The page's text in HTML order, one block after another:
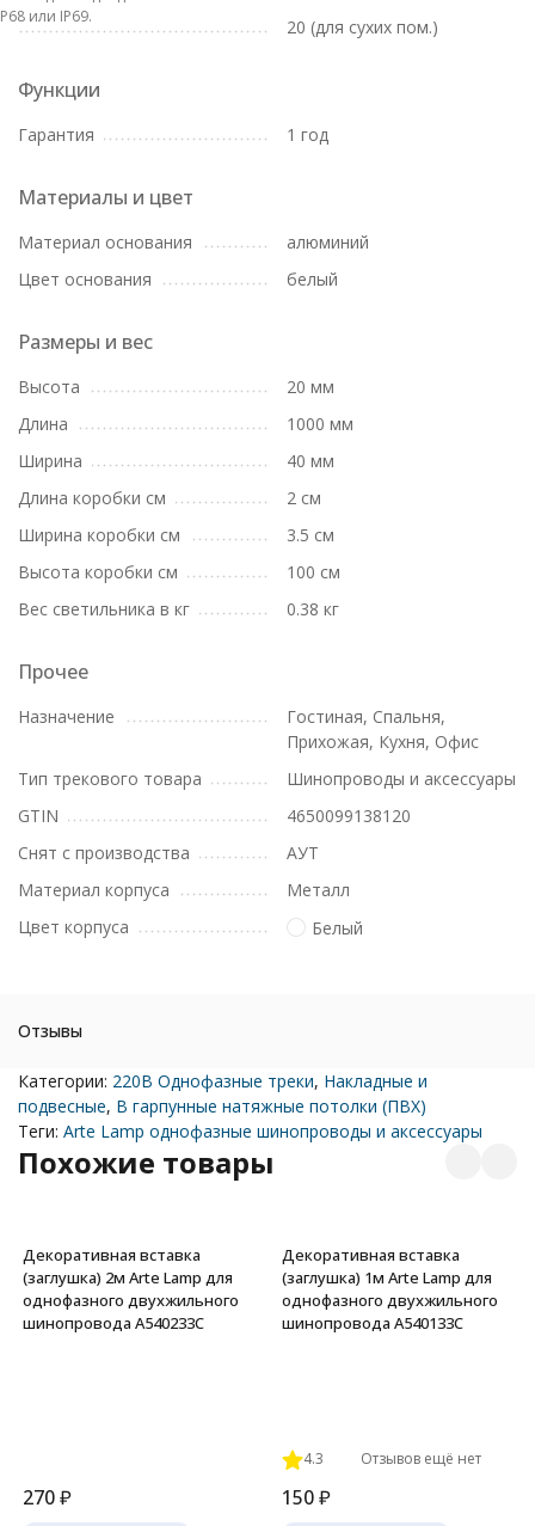
или IP69.
20 (для сухих пом.)
Функции
Гарантия 1 год
Материалы и цвет
Материал основания
алюминий
Цвет основания
белый
Размеры и вес
Высота
20 мм
Длина
1000 мм
Ширина
40 мм
Длина коробки см
2 см
Ширина коробки см
3.5 см
Высота коробки см
100 см
Вес светильника в кг
0.38 кг
Прочее
Назначение
Гостиная, Спальня,
Прихожая, Кухня, Офис
Тип трекового товара
Шинопроводы и аксессуары
GTIN
4650099138120
Снят с производства
АУТ
Материал корпуса
Металл
Цвет корпуса
Белый
Отзывы
Категории: 220В Однофазные треки, Накладные и
подвесные, В гарпунные натяжные потолки (ПВХ)
Теги: Arte Lamp однофазные шинопроводы и аксессуары
Похожие товары
Декоративная вставка
(заглушка) 2м Arte Lamp для
однофазного двухжильного
шинопровода A540233С
270₽
Декоративная вставка
(заглушка) 1м Arte Lamp для
однофазного двухжильного
шинопровода A540133С
4.3 Отзывов ещё нет
150 ₽